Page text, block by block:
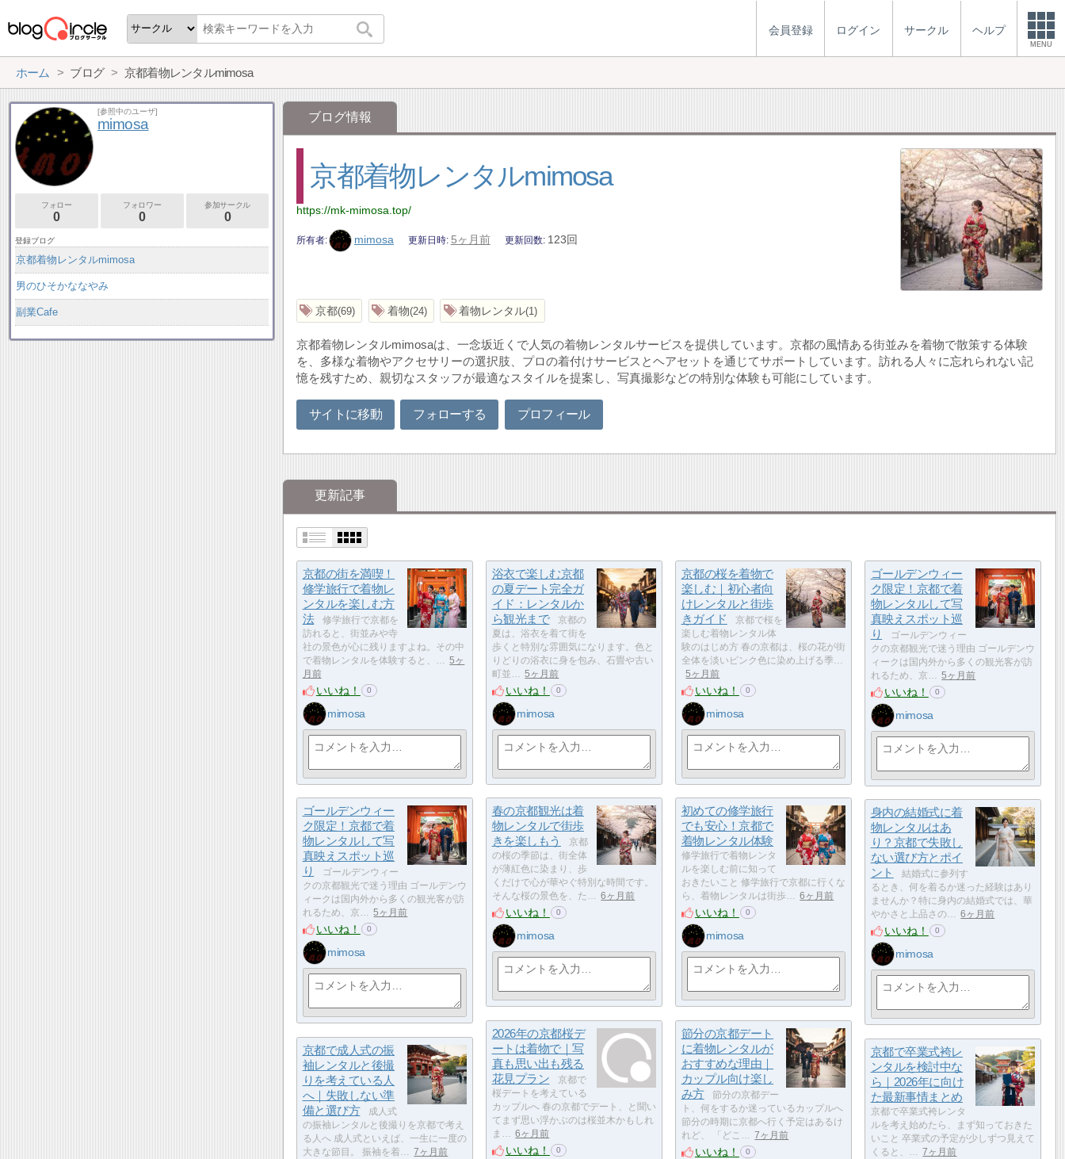
会員登録 ログイン サークル ヘルプ
MENU
ホーム ブログ 京都着物レンタルmimosa
ブログ情報
京都着物レンタルmimosa
https://mk-mimosa.top/
所有者 mimosa 更新日時 5ヶ月前 更新回数 123回
京都 69 着物 24 着物レンタル 1
京都着物レンタルmimosaは、一念坂近くで人気の着物レンタルサービスを提供しています。京都の風情ある街並みを着物で散策する体験
を、多様な着物やアクセサリーの選択肢、プロの着付けサービスとヘアセットを通じてサポートしています。訪れる人々に忘れられない記
憶を残すため、親切なスタッフが最適なスタイルを提案し、写真撮影などの特別な体験も可能にしています。
サイトに移動 フォローする プロフィール
更新記事
京都の街を満喫！
修学旅行で着物レ
ンタルを楽しむ方
法
修学旅行で京都を
訪れると、街並みや寺
社の景色が心に残りますよね。その中
で着物レンタルを体験すると、… 5ヶ
月前
いいね！ 0
mimosa
浴衣で楽しむ京都
の夏デート完全ガ
イド：レンタルか
ら観光まで
京都の
夏は、浴衣を着て街を
歩くと特別な雰囲気になります。色と
りどりの浴衣に身を包み、石畳や古い
町並… 5ヶ月前
いいね！ 0
mimosa
京都の桜を着物で
楽しむ｜初心者向
けレンタルと街歩
きガイド
京都で桜を
楽しむ着物レンタル体
験のはじめ方 春の京都は、桜の花が街
全体を淡いピンク色に染め上げる季…
5ヶ月前
いいね！ 0
mimosa
ゴールデンウィー
ク限定！京都で着
物レンタルして写
真映えスポット巡
り
ゴールデンウィー
クの京都観光で迷う理由 ゴールデンウ
ィークは国内外から多くの観光客が訪
れるため、京… 5ヶ月前
いいね！ 0
mimosa
ゴールデンウィー
ク限定！京都で着
物レンタルして写
真映えスポット巡
り
ゴールデンウィー
クの京都観光で迷う理由 ゴールデンウ
ィークは国内外から多くの観光客が訪
れるため、京… 5ヶ月前
いいね！ 0
mimosa
春の京都観光は着
物レンタルで街歩
きを楽しもう
京都
の桜の季節は、街全体
が薄紅色に染まり、歩
くだけで心が華やぐ特別な時間です。
そんな桜の景色を、た… 6ヶ月前
いいね！ 0
mimosa
初めての修学旅行
でも安心！京都で
着物レンタル体験
修学旅行で着物レンタ
ルを楽しむ前に知って
おきたいこと 修学旅行で京都に行くな
ら、着物レンタルは街歩… 6ヶ月前
いいね！ 0
mimosa
身内の結婚式に着
物レンタルはあ
り？京都で失敗し
ない選び方とポイ
ント
結婚式に参列す
るとき、何を着るか迷った経験はあり
ませんか？特に身内の結婚式では、華
やかさと上品さの… 6ヶ月前
いいね！ 0
mimosa
2026年の京都桜デ
ートは着物で｜写
真も思い出も残る
花見プラン
京都で
桜デートを考えている
カップルへ 春の京都でデート、と聞い
てまず思い浮かぶのは桜並木かもしれ
ま… 6ヶ月前
いいね！ 0
節分の京都デート
に着物レンタルが
おすすめな理由｜
カップル向け楽し
み方
節分の京都デー
ト、何をするか迷っているカップルへ
節分の時期に京都へ行く予定はあるけ
れど、 「どこ…
7ヶ月前
いいね！ 0
京都で成人式の振
袖レンタルと後撮
りを考えている人
へ｜失敗しない準
備と選び方
成人式
の振袖レンタルと後撮りを京都で考え
る人へ 成人式といえば、一生に一度の
大きな節目。 振袖を着…
7ヶ月前
京都で卒業式袴レ
ンタルを検討中な
ら｜2026年に向け
た最新事情まとめ
京都で卒業式袴レンタ
ルを考え始めたら、まず知っておきた
いこと 卒業式の予定が少しずつ見えて
くると、…
7ヶ月前
[参照中のユーザ]
mimosa
フォロー
0
フォロワー
0
参加サークル
0
登録ブログ
京都着物レンタルmimosa
男のひそかななやみ
副業Cafe